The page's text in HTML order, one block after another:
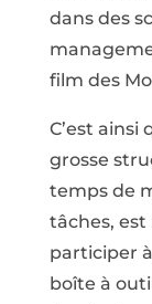
dans des
film des
C’est ainsi
grosse
temps de
tâches, est
participer
boîte à